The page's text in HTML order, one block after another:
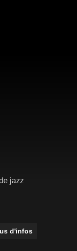
jazz
d'infos